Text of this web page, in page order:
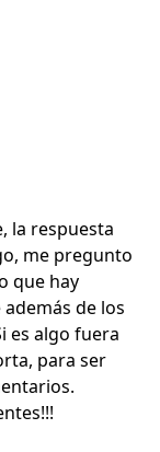
la respuesta
me pregunto
que hay
de los
es algo fuera
para ser